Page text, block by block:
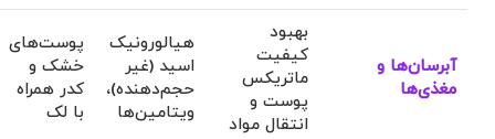
آبرسان‌ها و
مغذی‌ها
بهبود
کیفیت
ماتریکس
پوست و
انتقال مواد
هیالورونیک
اسید (غیر
حجم‌دهنده)،
ویتامین‌ها
پوست‌های
خشک و
کدر همراه
با لک